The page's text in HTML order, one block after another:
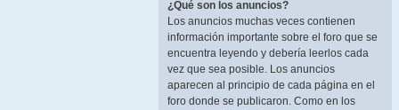
¿Qué son los anuncios?
Los anuncios muchas veces contienen
información importante sobre el foro que se
encuentra leyendo y debería leerlos cada
vez que sea posible. Los anuncios
aparecen al principio de cada página en el
foro donde se publicaron. Como en los